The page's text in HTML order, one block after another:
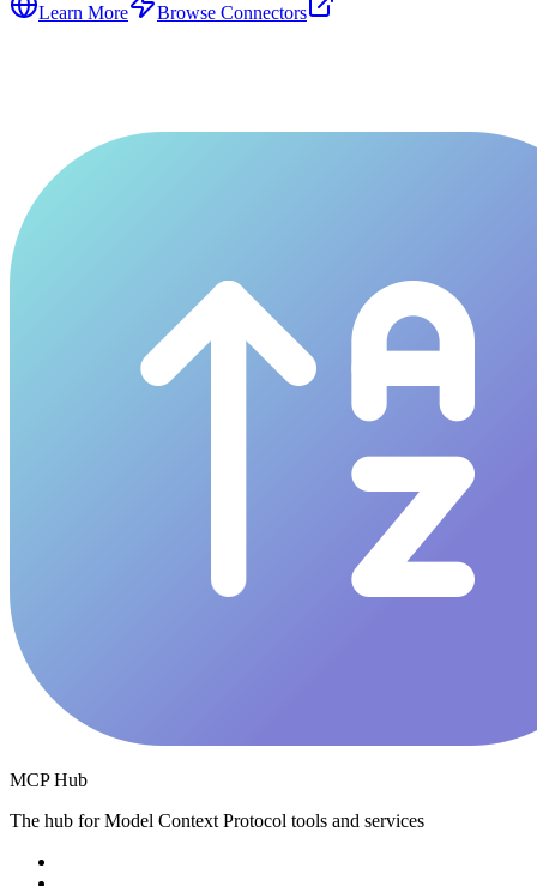
Learn More Browse Connectors
MCP Hub
The hub for Model Context Protocol tools and services